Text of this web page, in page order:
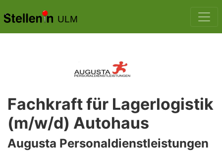
ULM
Fachkraft für Lagerlogistik
(m/w/d) Autohaus
Augusta Personaldienstleistungen